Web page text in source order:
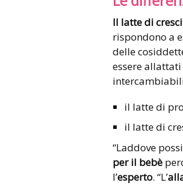
Il latte di
rispondono a
delle
essere allattati
il latte di
il latte di
“Laddove
per il bebè
l’esperto. “L’